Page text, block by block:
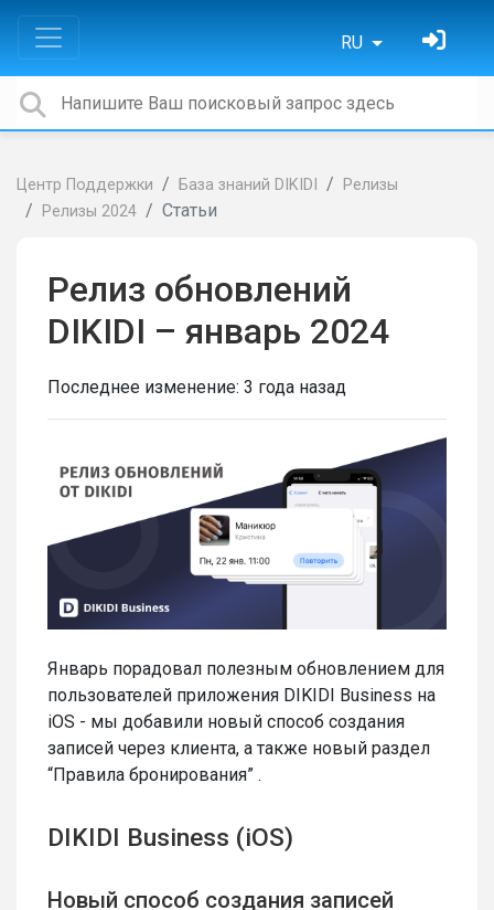
RU
Центр Поддержки База знаний DIKIDI
Релизы
Релизы 2024
Статьи
Релиз обновлений
DIKIDI – январь 2024
Последнее изменение: 3 года назад
Январь порадовал полезным обновлением для
пользователей приложения DIKIDI Business на
iOS - мы добавили новый способ создания
записей через клиента, а также новый раздел
“Правила бронирования” .
DIKIDI Business (iOS)
Новый способ создания записей